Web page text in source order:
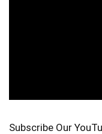
Subscribe Our